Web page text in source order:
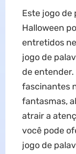
Este jogo de
Halloween
entretidos
jogo de
de
fascinantes
fantasmas,
atrair a
você pode
jogo de